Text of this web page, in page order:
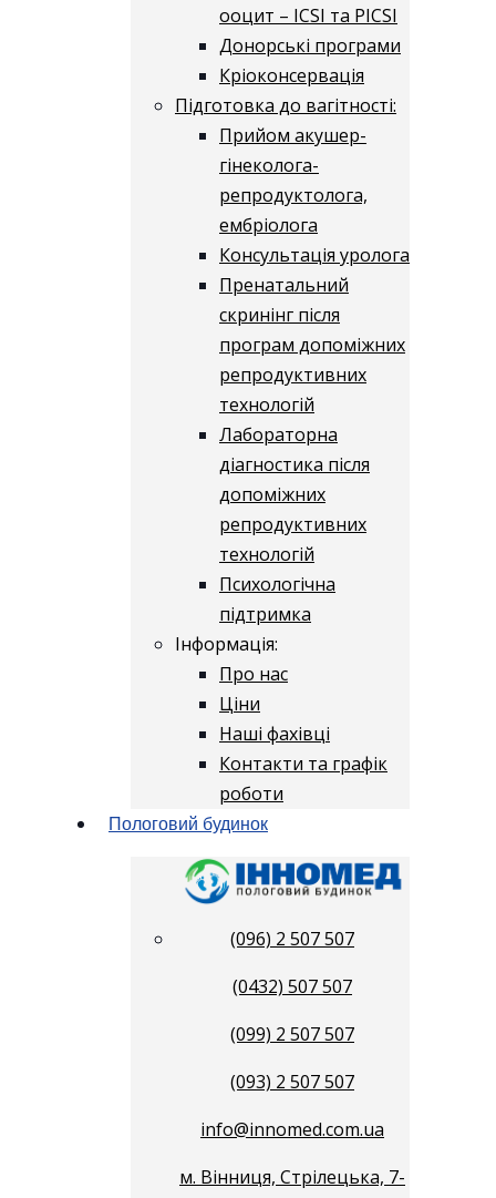
ооцит – ICSI та PICSI
Донорські програми
Кріоконсервація
Підготовка до вагітності:
Прийом акушер-
гінеколога-
репродуктолога,
ембріолога
Консультація уролога
Пренатальний
скринінг після
програм допоміжних
репродуктивних
технологій
​​Лабораторна
діагностика після
допоміжних
репродуктивних
технологій
​​Психологічна
підтримка
Інформація:
Про нас
Ціни
Наші фахівці
Контакти та графік
роботи
Пологовий будинок
(096) 2 507 507
(0432) 507 507
(099) 2 507 507
(093) 2 507 507
info@innomed.com.ua
м. Вінниця, Стрілецька, 7-